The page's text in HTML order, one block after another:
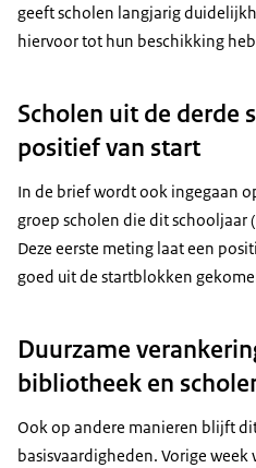
geeft scholen langjarig
hiervoor tot hun beschikking
Scholen uit de derde
positief van start
In de brief wordt ook ingegaan
groep scholen die dit
Deze eerste meting laat een
goed uit de startblokken
Duurzame
bibliotheek en
Ook op andere manieren blijft
basisvaardigheden. Vorige